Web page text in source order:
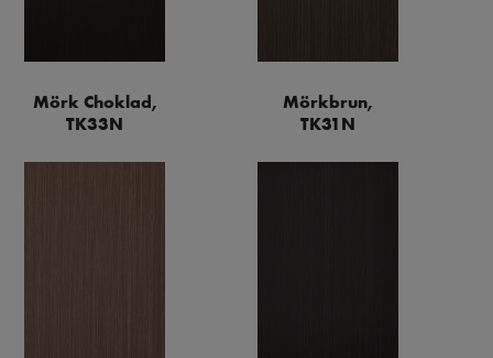
Mörk Choklad,
TK33N
Mörkbrun,
TK31N